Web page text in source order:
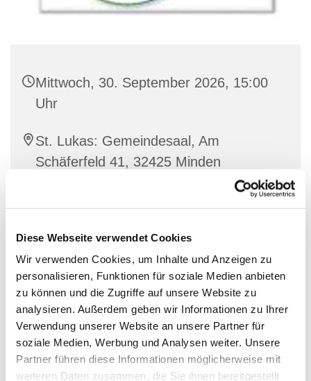
Diese Webseite verwendet Cookies
Wir verwenden Cookies, um Inhalte und Anzeigen zu
personalisieren, Funktionen für soziale Medien anbieten
zu können und die Zugriffe auf unsere Website zu
analysieren. Außerdem geben wir Informationen zu Ihrer
Verwendung unserer Website an unsere Partner für
soziale Medien, Werbung und Analysen weiter. Unsere
Partner führen diese Informationen möglicherweise mit
weiteren Daten zusammen, die Sie ihnen bereitgestellt
Mittwoch, 30. September 2026, 15:00
Uhr
St. Lukas: Gemeindesaal, Am
Schäferfeld 41, 32425 Minden